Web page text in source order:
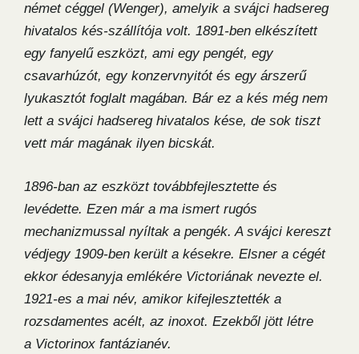
német céggel (Wenger), amelyik a svájci hadsereg
hivatalos kés-szállítója volt. 1891-ben elkészített
egy fanyelű eszközt, ami egy pengét, egy
csavarhúzót, egy konzervnyitót és egy árszerű
lyukasztót foglalt magában. Bár ez a kés még nem
lett a svájci hadsereg hivatalos kése, de sok tiszt
vett már magának ilyen bicskát.
1896-ban az eszközt továbbfejlesztette és
levédette. Ezen már a ma ismert rugós
mechanizmussal nyíltak a pengék. A svájci kereszt
védjegy 1909-ben került a késekre. Elsner a cégét
ekkor édesanyja emlékére Victoriának nevezte el.
1921-es a mai név, amikor kifejlesztették a
rozsdamentes acélt, az inoxot. Ezekből jött létre
a Victorinox fantázianév.